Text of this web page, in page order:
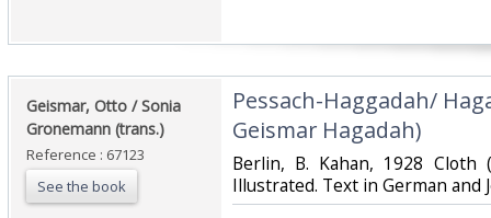
‎Geismar, Otto / Sonia
Gronemann (trans.)‎
Reference : 67123
See the book
‎Pessach-Haggadah/
Geismar Hagadah) ‎
‎Berlin, B. Kahan, 1928 Cloth
Illustrated. Text in German